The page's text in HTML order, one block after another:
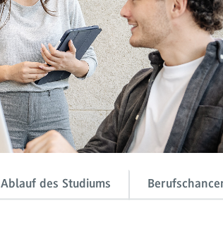
Ablauf des Studiums